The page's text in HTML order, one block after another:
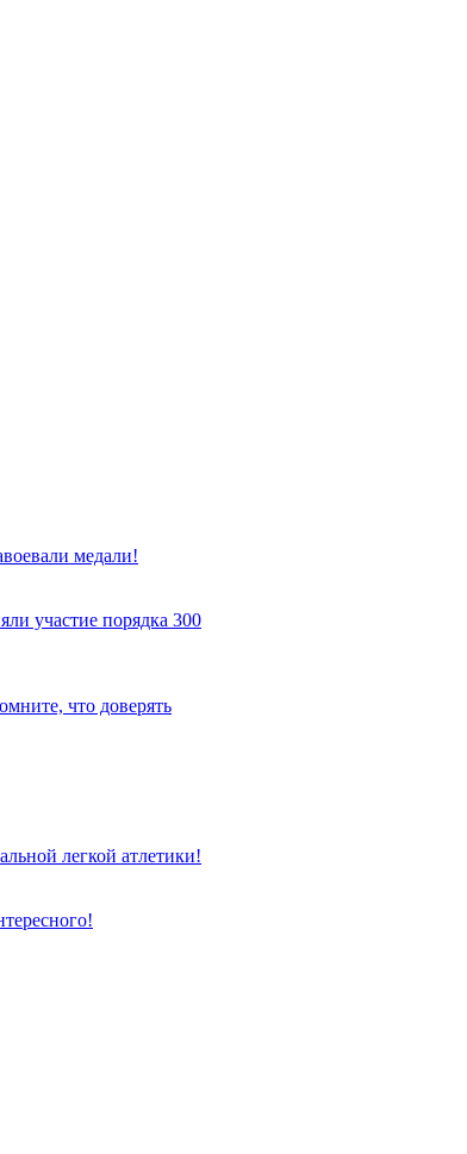
медали!
участие порядка 300
что доверять
легкой атлетики!